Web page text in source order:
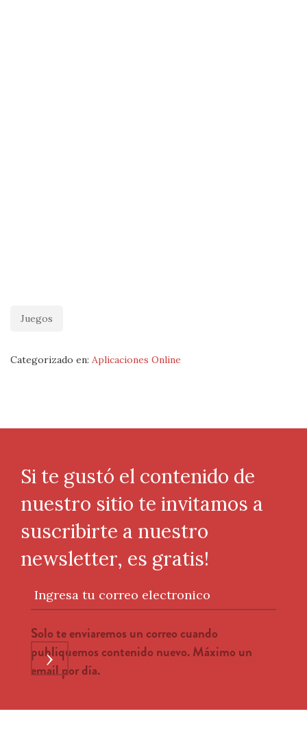
Juegos
Categorizado en: Aplicaciones Online
Si te gustó el contenido de
nuestro sitio te invitamos a
suscribirte a nuestro
newsletter, es gratis!
Ingresa tu correo electronico
Solo te enviaremos un correo cuando
publiquemos contenido nuevo. Máximo un
email por día.
›